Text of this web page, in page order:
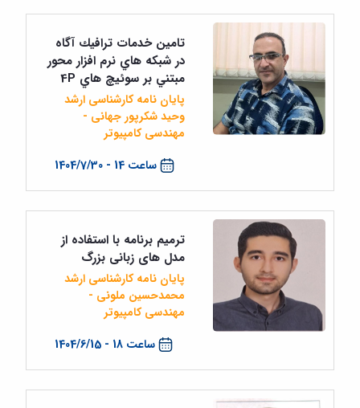
ساعت 14 - 1404/7/30
تامين خدمات ترافيك آگاه
در شبكه هاي نرم افزار محور
مبتني بر سوئيچ هاي 4P
پایان نامه کارشناسی ارشد
وحید شکرپور جهانی -
مهندسی کامپیوتر
ساعت 18 - 1404/6/15
ترمیم برنامه با استفاده از
مدل های زبانی بزرگ
پایان نامه کارشناسی ارشد
محمدحسین ملونی -
مهندسی کامپیوتر